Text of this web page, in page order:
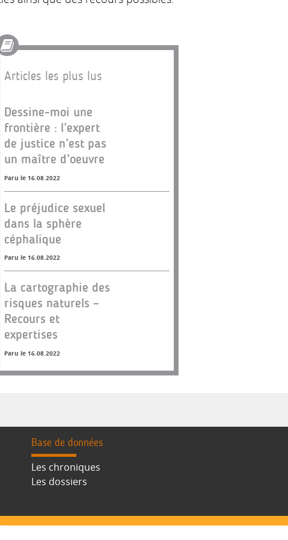
Articles les plus lus
Dessine-moi une
frontière : l’expert
de justice n’est pas
un maître d’oeuvre
Paru le 16.08.2022
Le préjudice sexuel
dans la sphère
céphalique
Paru le 16.08.2022
La cartographie des
risques naturels –
Recours et
expertises
Paru le 16.08.2022
Base de données
Les chroniques
Les dossiers
-Nous contacter